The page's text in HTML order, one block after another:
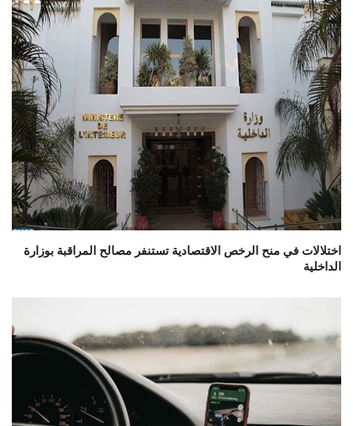
اختلالات في منح الرخص الاقتصادية تستنفر مصالح المراقبة بوزارة
الداخلية